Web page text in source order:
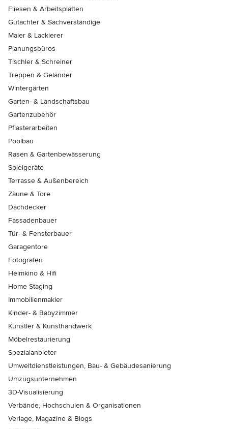
Fliesen & Arbeitsplatten
Gutachter & Sachverständige
Maler & Lackierer
Planungsbüros
Tischler & Schreiner
Treppen & Geländer
Wintergärten
Garten- & Landschaftsbau
Gartenzubehör
Pflasterarbeiten
Poolbau
Rasen & Gartenbewässerung
Spielgeräte
Terrasse & Außenbereich
Zäune & Tore
Dachdecker
Fassadenbauer
Tür- & Fensterbauer
Garagentore
Fotografen
Heimkino & Hifi
Home Staging
Immobilienmakler
Kinder- & Babyzimmer
Künstler & Kunsthandwerk
Möbelrestaurierung
Spezialanbieter
Umweltdienstleistungen, Bau- & Gebäudesanierung
Umzugsunternehmen
3D-Visualisierung
Verbände, Hochschulen & Organisationen
Verlage, Magazine & Blogs